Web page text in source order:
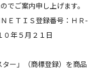
でご案内申し上げます。
ＴＩＳ登録番号：ＨＲ-
年５月２１日
ー」（商標登録）を商品